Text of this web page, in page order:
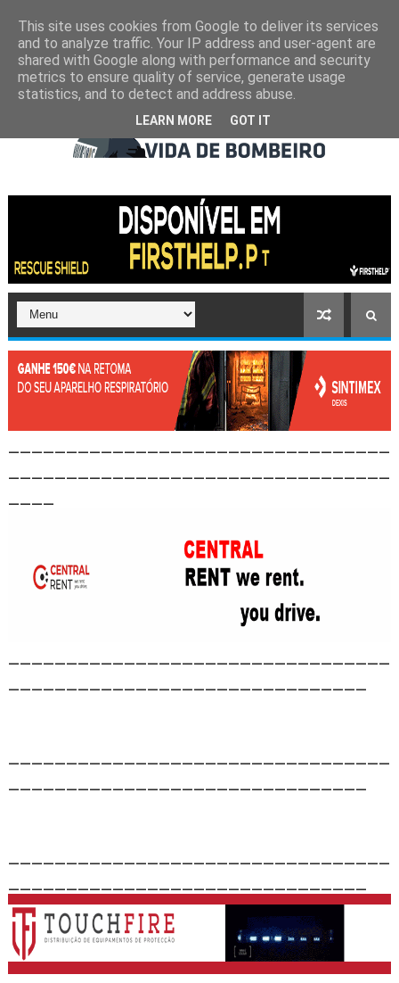
This site uses cookies from Google to deliver its services
and to analyze traffic. Your IP address and user-agent are
shared with Google along with performance and security
metrics to ensure quality of service, generate usage
statistics, and to detect and address abuse.
LEARN MORE GOT IT